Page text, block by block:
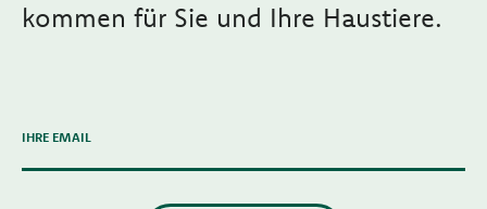
kommen für Sie und Ihre Haustiere.
IHRE EMAIL